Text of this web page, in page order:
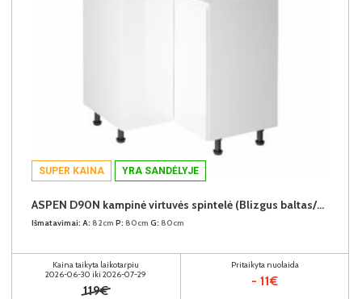
SUPER KAINA YRA SANDĖLYJE
ASPEN D90N kampinė virtuvės spintelė (Blizgus baltas/Baltas)
Išmatavimai: A: 82cm P: 80cm G: 80cm
Kaina taikyta laikotarpiu
2026-06-30 iki 2026-07-29
119€
Pritaikyta nuolaida
- 11€